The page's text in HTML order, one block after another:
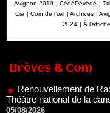
Avignon 2019 | CédéDévédé |
Cie | Coin de l’œil | Archives |
2024 | À
Brèves & Com
Renouvellement de
05/08/2026
Scène nationale de
22/07/2026